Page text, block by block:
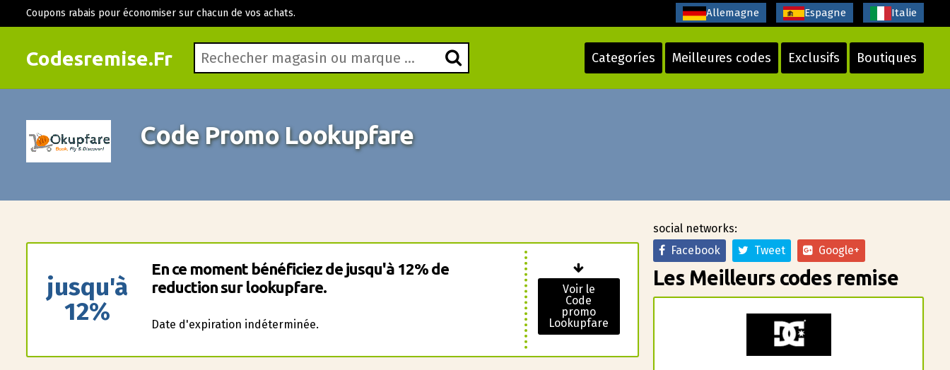
Codesremise.Fr Categoríes Meilleures codes Exclusifs Boutiques
Coupons rabais pour économiser sur chacun de vos achats. Allemagne Espagne Italie
Code Promo Lookupfare
jusqu'à
12%
En ce moment bénéficiez de jusqu'à 12% de
reduction sur lookupfare.
Date d'expiration indéterminée.
Voir le
Code
promo
Lookupfare
social networks:
Facebook
Tweet Google+
Les Meilleurs codes remise